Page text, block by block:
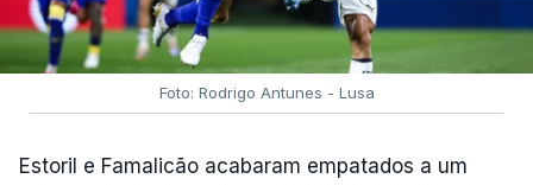
Foto: Rodrigo Antunes - Lusa
Estoril e Famalicão acabaram empatados a um